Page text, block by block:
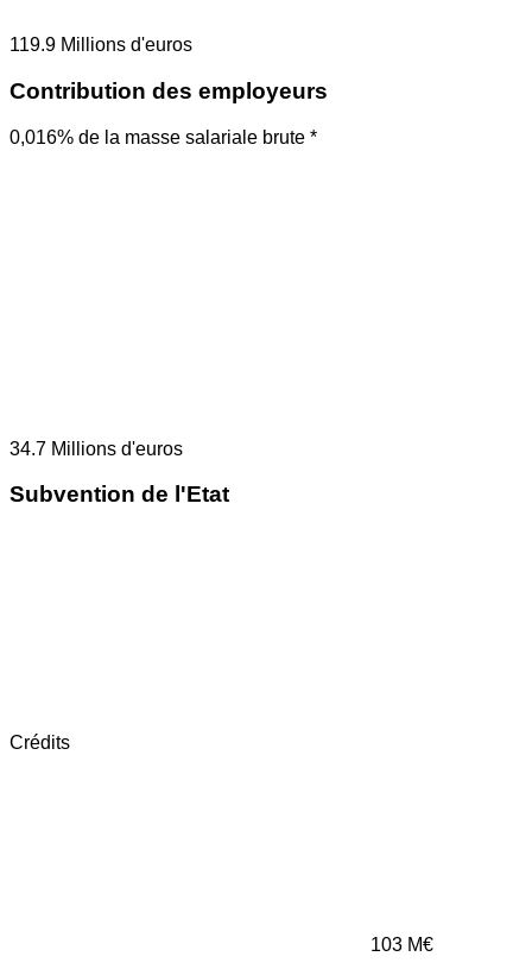
119.9 Millions d'euros
Contribution des employeurs
0,016% de la masse salariale brute *
34.7 Millions d'euros
Subvention de l'Etat
Crédits
103 M€